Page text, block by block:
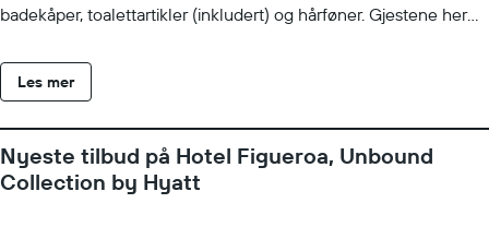
badekåper, toalettartikler (inkludert) og hårføner. Gjestene her
omfatter telefon med lokalsamtaler (inkludert) (restriksjoner kan
gjelde). I tillegg har rommene kaffetraktere/tekokere og
dette hotellet er et utendørs basseng og et døgnåpent
treningssenter. Barn under 18 år har ikke adgang til
svømmebasseng eller treningsstudio uten tilsyn av en voksen.
Les mer
Nyeste tilbud på Hotel Figueroa, Unbound
Collection by Hyatt